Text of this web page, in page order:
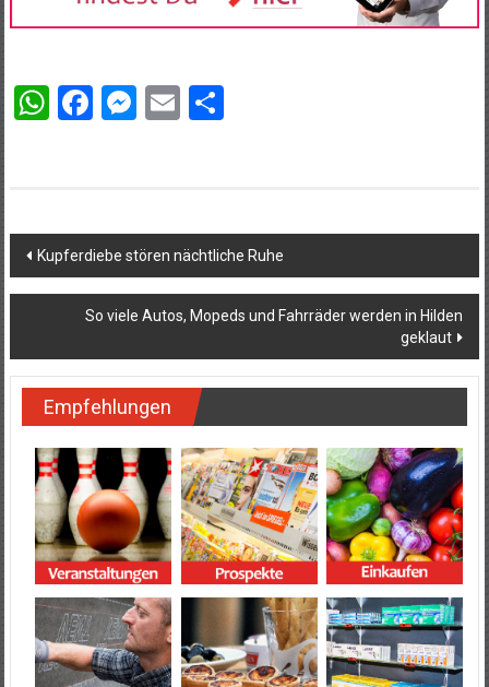
WhatsApp
Facebook
Messenger
EmailTeilen
Beitragsnavigation
Kupferdiebe stören nächtliche Ruhe
So viele Autos, Mopeds und Fahrräder werden in Hilden
geklaut
Empfehlungen